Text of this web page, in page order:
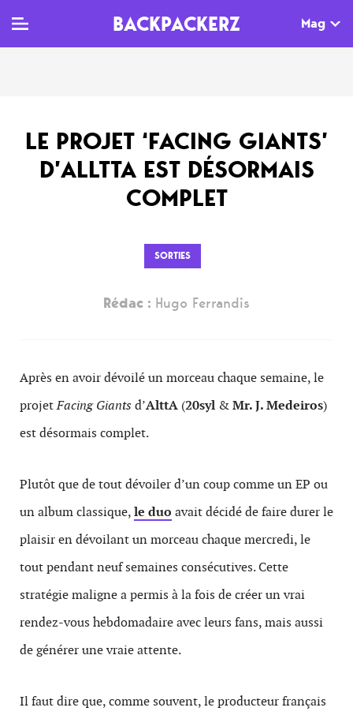
BACKPACKERZ Mag
Clips
Live
Dossiers
Tops
Interviews
Chroniques
Paris
Festivals
LE PROJET ‘FACING GIANTS’
D’ALLTTA EST DÉSORMAIS
COMPLET
SORTIES
Rédac : Hugo Ferrandis
Après en avoir dévoilé un morceau chaque semaine, le
projetFacing Giants d’AlttA (20syl &Mr. J. Medeiros)
est désormais complet.
Plutôt que de tout dévoiler d’un coup comme un EP ou
un album classique,le duo avait décidé de faire durer le
plaisir en dévoilant un morceau chaque mercredi, le
tout pendant neuf semaines consécutives. Cette
stratégie maligne a permis à la fois de créer un vrai
rendez-vous hebdomadaire avec leurs fans, mais aussi
de générer une vraie attente.
Il faut dire que, comme souvent, le producteur français